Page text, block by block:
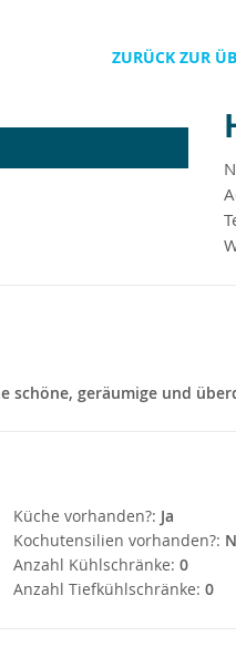
ZURÜCK ZUR
schöne, geräumige und
Küche vorhanden?: Ja
Kochutensilien vorhanden?:
Anzahl Kühlschränke: 0
Anzahl Tiefkühlschränke: 0